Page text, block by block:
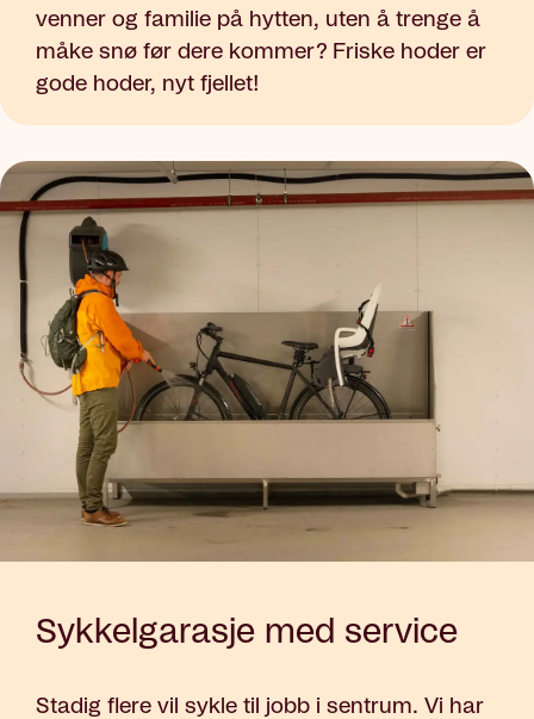
venner og familie på hytten, uten å trenge å
måke snø før dere kommer? Friske hoder er
gode hoder, nyt fjellet!
Sykkelgarasje med service
Stadig flere vil sykle til jobb i sentrum. Vi har